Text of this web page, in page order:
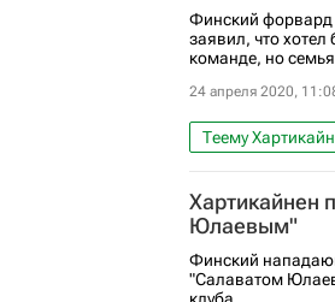
Финский форвард
заявил, что
команде, но
24 апреля 2020,
Теему
Хартикайнен
Юлаевым"
Финский
"Салаватом